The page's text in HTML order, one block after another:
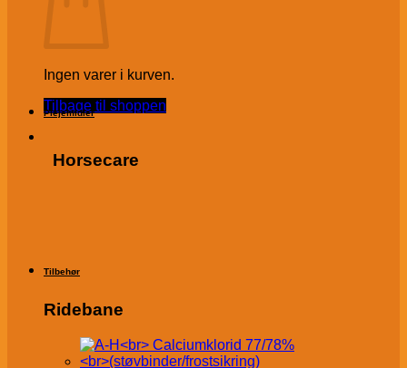
Ingen varer i kurven.
Tilbage til shoppen
Plejemidler
Horsecare
Tilbehør
Ridebane